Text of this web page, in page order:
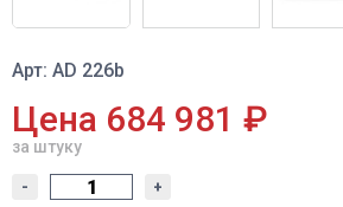
Арт: AD 226b
Цена 684 981 ₽
за штуку
- +